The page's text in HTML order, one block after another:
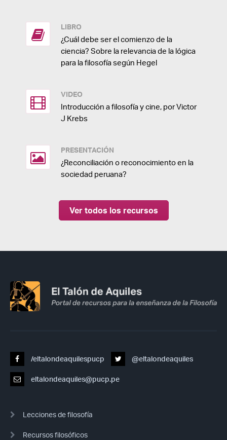
LIBRO
¿Cuál debe ser el comienzo de la
ciencia? Sobre la relevancia de la lógica
para la filosofía según Hegel
VIDEO
Introducción a filosofía y cine, por Victor
J Krebs
PRESENTACIÓN
¿Reconciliación o reconocimiento en la
sociedad peruana?
Ver todos los recursos
/eltalondeaquilespucp @eltalondeaquiles
eltalondeaquiles@pucp.pe
Lecciones de filosofía
Recursos filosóficos